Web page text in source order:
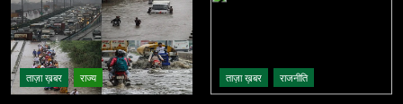
ताज़ा ख़बर राज्य ताज़ा ख़बर राजनीति